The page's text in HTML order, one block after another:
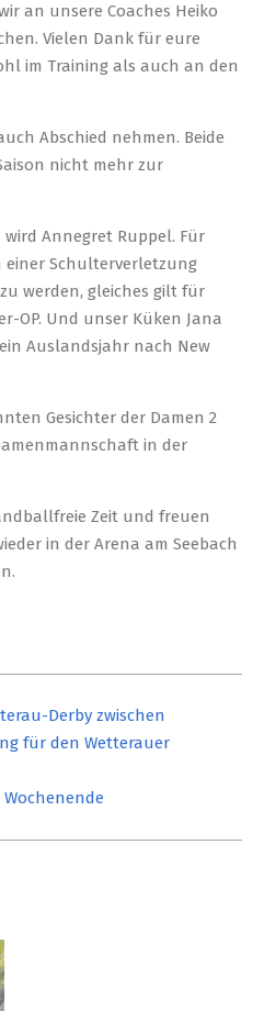
an unsere Coaches Heiko
Vielen Dank für eure
im Training als auch an den
Abschied nehmen. Beide
nicht mehr zur
Annegret Ruppel. Für
einer Schulterverletzung
werden, gleiches gilt für
OP. Und unser Küken Jana
Auslandsjahr nach New
Gesichter der Damen 2
in der
Zeit und freuen
in der Arena am Seebach
Derby zwischen
für den Wetterauer